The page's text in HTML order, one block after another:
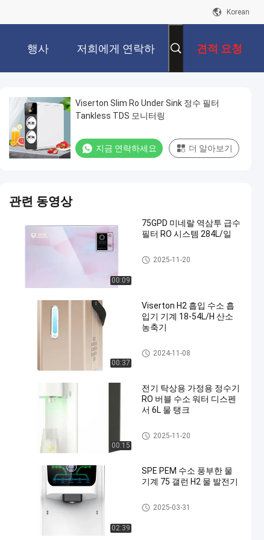
Korean
행사 저희에게 연락하
십시오
견적 요청
Viserton Slim Ro Under Sink 정수 필터
Tankless TDS 모니터링
지금 연락하세요 더 알아보기
관련 동영상
00:09
75GPD 미네랄 역삼투 급수
필터 RO 시스템 284L/일
가정용 정수기
2025-11-20
00:37
Viserton H2 흡입 수소 흡
입기 기계 18-54L/H 산소
농축기
수소 흡입기 기계
2024-11-08
00:15
전기 탁상용 가정용 정수기
RO 버블 수소 워터 디스펜
서 6L 물 탱크
가정용 정수기
2025-11-20
02:39
SPE PEM 수소 풍부한 물
기계 75 갤런 H2 물 발전기
수소가 풍부한 워터 머신
2025-03-31